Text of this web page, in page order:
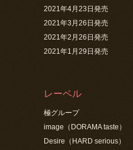
2021年4月23日発売
2021年3月26日発売
2021年2月26日発売
2021年1月29日発売
レーベル
極グループ
image（DORAMA taste）
Desire（HARD serious）